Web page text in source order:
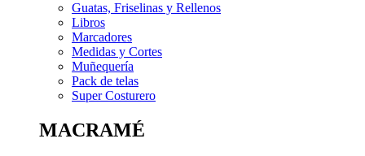
Guatas, Friselinas y Rellenos
Libros
Marcadores
Medidas y Cortes
Muñequería
Pack de telas
Super Costurero
MACRAMÉ